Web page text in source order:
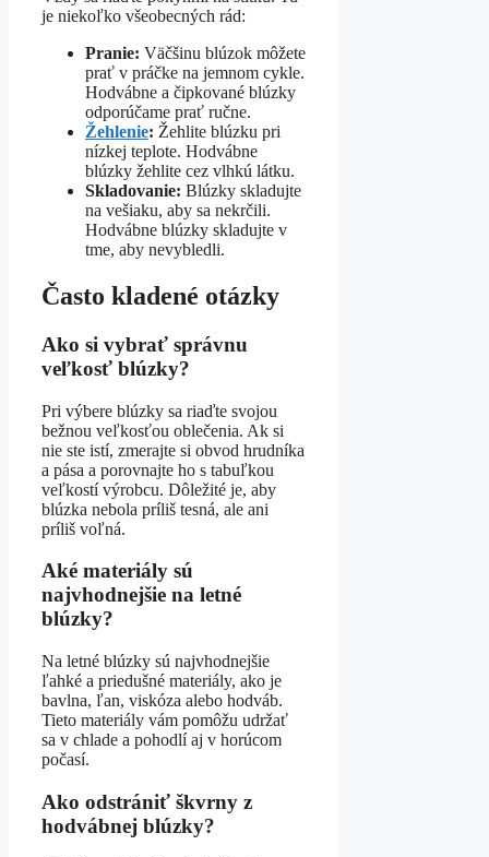
je niekoľko všeobecných rád:
Pranie: Väčšinu blúzok môžete
prať v práčke na jemnom cykle.
Hodvábne a čipkované blúzky
odporúčame prať ručne.
Žehlenie: Žehlite blúzku pri
nízkej teplote. Hodvábne
blúzky žehlite cez vlhkú látku.
Skladovanie: Blúzky skladujte
na vešiaku, aby sa nekrčili.
Hodvábne blúzky skladujte v
tme, aby nevybledli.
Často kladené otázky
Ako si vybrať správnu
veľkosť blúzky?
Pri výbere blúzky sa riaďte svojou
bežnou veľkosťou oblečenia. Ak si
nie ste istí, zmerajte si obvod hrudníka
a pása a porovnajte ho s tabuľkou
veľkostí výrobcu. Dôležité je, aby
blúzka nebola príliš tesná, ale ani
príliš voľná.
Aké materiály sú
najvhodnejšie na letné
blúzky?
Na letné blúzky sú najvhodnejšie
ľahké a priedušné materiály, ako je
bavlna, ľan, viskóza alebo hodváb.
Tieto materiály vám pomôžu udržať
sa v chlade a pohodlí aj v horúcom
počasí.
Ako odstrániť škvrny z
hodvábnej blúzky?